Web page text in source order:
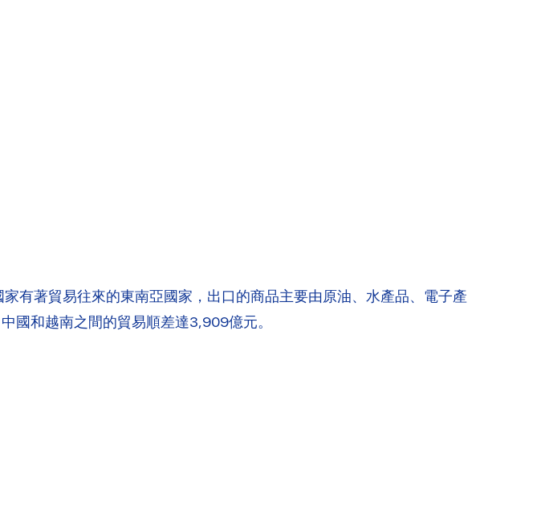
有著貿易往來的東南亞國家，出口的商品主要由原油、水產品、電子產
國和越南之間的貿易順差達3,909億元。